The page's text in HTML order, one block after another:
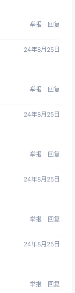
举报 回复
24年8月25日
举报 回复
24年8月25日
举报 回复
24年8月25日
举报 回复
24年8月25日
举报 回复